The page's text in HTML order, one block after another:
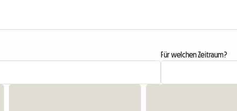
Für welchen Zeitraum?